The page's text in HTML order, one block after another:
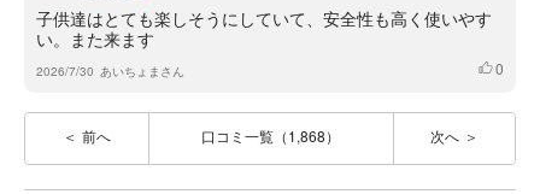
子供達はとても楽しそうにしていて、安全性も高く使いやす
い。また来ます
2026/7/30 あいちょまさん いいね
0
前へ 口コミ一覧（1,868） 次へ